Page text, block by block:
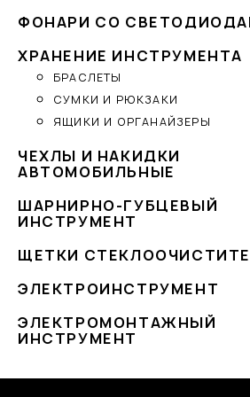
ФОНАРИ СО
ХРАНЕНИЕ ИНСТРУМЕНТА
БРАСЛЕТЫ
СУМКИ И РЮКЗАКИ
ЯЩИКИ И ОРГАНАЙЗЕРЫ
ЧЕХЛЫ И НАКИДКИ
АВТОМОБИЛЬНЫЕ
ШАРНИРНО-ГУБЦЕВЫЙ
ИНСТРУМЕНТ
ЩЕТКИ
ЭЛЕКТРОИНСТРУМЕНТ
ЭЛЕКТРОМОНТАЖНЫЙ
ИНСТРУМЕНТ